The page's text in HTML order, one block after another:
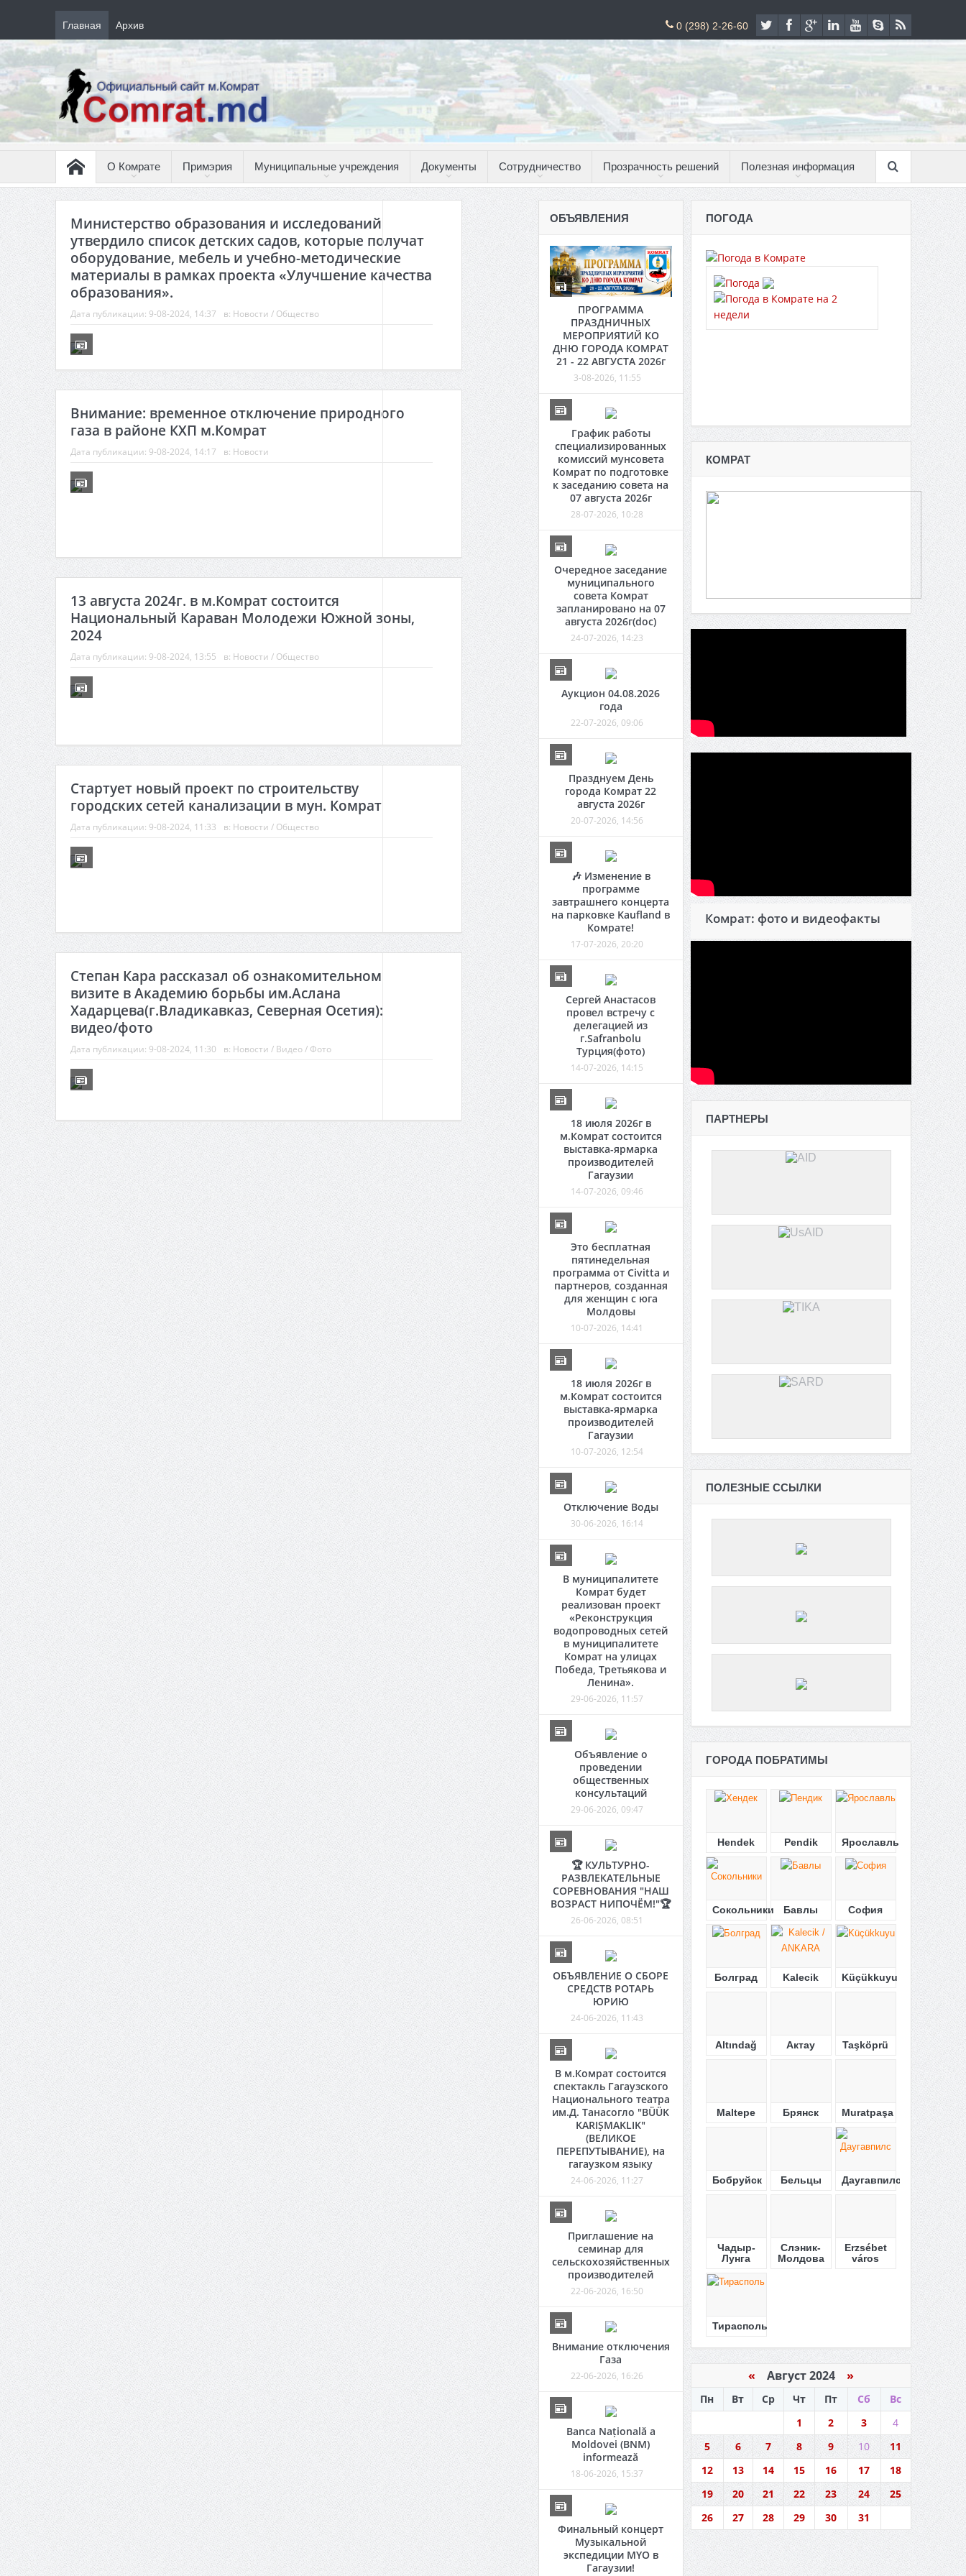
Главная Архив 0 (298) 2-26-60
О Комрате Примэрия Муниципальные учреждения Документы Сотрудничество Прозрачность решений Полезная информация
Министерство образования и исследований
утвердило список детских садов, которые получат
оборудование, мебель и учебно-методические
материалы в рамках проекта «Улучшение качества
образования».
Дата публикации: 9-08-2024, 14:37 в: Новости / Общество
Внимание: временное отключение природного
газа в районе КХП м.Комрат
Дата публикации: 9-08-2024, 14:17 в: Новости
13 августа 2024г. в м.Комрат состоится
Национальный Караван Молодежи Южной зоны,
2024
Дата публикации: 9-08-2024, 13:55 в: Новости / Общество
Стартует новый проект по строительству
городских сетей канализации в мун. Комрат
Дата публикации: 9-08-2024, 11:33 в: Новости / Общество
Степан Кара рассказал об ознакомительном
визите в Академию борьбы им.Аслана
Хадарцева(г.Владикавказ, Северная Осетия):
видео/фото
Дата публикации: 9-08-2024, 11:30 в: Новости / Видео/ Фото
ОБЪЯВЛЕНИЯ
ПРОГРАММА
ПРАЗДНИЧНЫХ
МЕРОПРИЯТИЙ КО
ДНЮ ГОРОДА КОМРАТ
21 - 22 АВГУСТА 2026г
3-08-2026, 11:55
График работы
специализированных
комиссий мунсовета
Комрат по подготовке
к заседанию совета на
07 августа 2026г
28-07-2026, 10:28
Очередное заседание
муниципального
совета Комрат
запланировано на 07
августа 2026г(doc)
24-07-2026, 14:23
Аукцион 04.08.2026
года
22-07-2026, 09:06
Празднуем День
города Комрат 22
августа 2026г
20-07-2026, 14:56
🎶 Изменение в
программе
завтрашнего концерта
на парковке Kaufland в
Комрате!
17-07-2026, 20:20
Сергей Анастасов
провел встречу с
делегацией из
г.Safranbolu
Турция(фото)
14-07-2026, 14:15
18 июля 2026г в
м.Комрат состоится
выставка-ярмарка
производителей
Гагаузии
14-07-2026, 09:46
Это бесплатная
пятинедельная
программа от Civitta и
партнеров, созданная
для женщин с юга
Молдовы
10-07-2026, 14:41
18 июля 2026г в
м.Комрат состоится
выставка-ярмарка
производителей
Гагаузии
10-07-2026, 12:54
Отключение Воды
30-06-2026, 16:14
В муниципалитете
Комрат будет
реализован проект
«Реконструкция
водопроводных сетей
в муниципалитете
Комрат на улицах
Победа, Третьякова и
Ленина».
29-06-2026, 11:57
Объявление о
проведении
общественных
консультаций
29-06-2026, 09:47
🏆 КУЛЬТУРНО-
РАЗВЛЕКАТЕЛЬНЫЕ
СОРЕВНОВАНИЯ "НАШ
ВОЗРАСТ НИПОЧЁМ!"🏆
26-06-2026, 08:51
ОБЪЯВЛЕНИЕ О СБОРЕ
СРЕДСТВ РОТАРЬ
ЮРИЮ
24-06-2026, 11:43
В м.Комрат состоится
спектакль Гагаузского
Национального театра
им.Д. Танасогло "BÜÜK
KARIȘMAKLIK"
(ВЕЛИКОЕ
ПЕРЕПУТЫВАНИЕ), на
гагаузком языку
24-06-2026, 11:27
Приглашение на
семинар для
сельскохозяйственных
производителей
22-06-2026, 16:50
Внимание отключения
Газа
22-06-2026, 16:26
Banca Națională a
Moldovei (BNM)
informează
18-06-2026, 15:37
Финальный концерт
Музыкальной
экспедиции MYO в
Гагаузии!
ПОГОДА
КОМРАТ
Комрат: фото и видеофакты
ПАРТНЕРЫ
ПОЛЕЗНЫЕ ССЫЛКИ
ГОРОДА ПОБРАТИМЫ
Hendek Pendik Ярославль
Сокольники Бавлы София
Болград Kalecik Küçükkuyu
Altındağ Актау Taşköprü
Maltepe Брянск Muratpaşa
Бобруйск Бельцы Даугавпилс
Чадыр-
Лунга
Слэник-
Молдова
Erzsébet
város
Тирасполь
« Август 2024 »
Пн Вт Ср Чт Пт Сб
Вс
1
2 3
4
5
6 7 8 9 10
11
12
13 14 15 16 17
18
19
20 21 22 23 24
25
26
27 28 29 30 31